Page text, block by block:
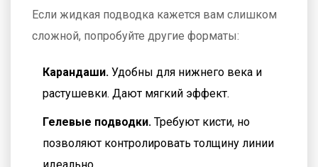
Если жидкая подводка кажется вам слишком
сложной, попробуйте другие форматы:
Карандаши. Удобны для нижнего века и
растушевки. Дают мягкий эффект.
Гелевые подводки. Требуют кисти, но
позволяют контролировать толщину линии